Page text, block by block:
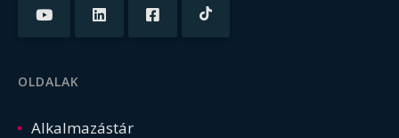
OLDALAK
Alkalmazástár